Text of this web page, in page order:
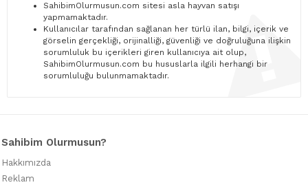
SahibimOlurmusun.com sitesi asla hayvan satışı
yapmamaktadır.
Kullanıcılar tarafından sağlanan her türlü ilan, bilgi, içerik ve
görselin gerçekliği, orijinalliği, güvenliği ve doğruluğuna ilişkin
sorumluluk bu içerikleri giren kullanıcıya ait olup,
SahibimOlurmusun.com bu hususlarla ilgili herhangi bir
sorumluluğu bulunmamaktadır.
Sahibim Olurmusun?
Hakkımızda
Reklam